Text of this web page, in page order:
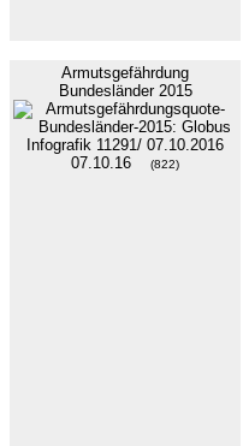
Armutsgefährdung
Bundesländer 2015
07.10.16 (822)